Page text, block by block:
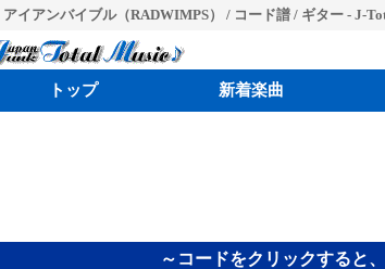
アイアンバイブル（RADWIMPS） / コード譜 / ギター - J-
トップ 新着楽曲
～コードをクリックすると